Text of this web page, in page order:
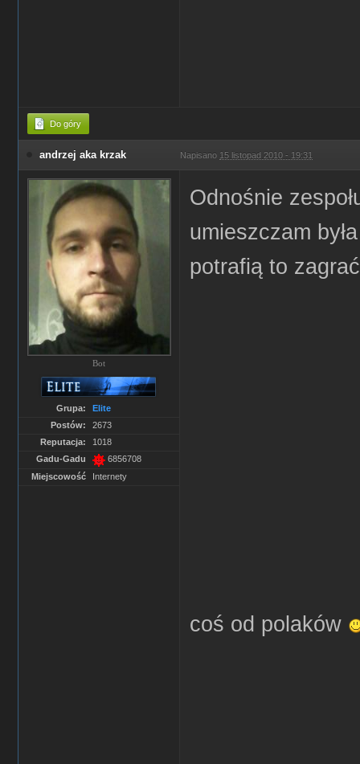
Do góry
andrzej aka krzak Napisano 15 listopad 2010 - 19:31
Bot
Grupa:
Elite
Postów:
2673
Reputacja:
1018
Gadu-Gadu
6856708
Miejscowość
Internety
Odnośnie
umieszczam
potrafią to
coś od polaków